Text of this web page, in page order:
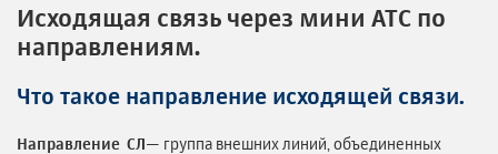
Исходящая связь через мини АТС по
направлениям.
Что такое направление исходящей связи.
Направление СЛ— группа внешних линий, объединенных